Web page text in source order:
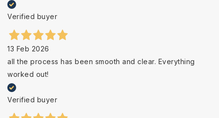
Verified buyer
13 Feb 2026
all the process has been smooth and clear. Everything
worked out!
Verified buyer